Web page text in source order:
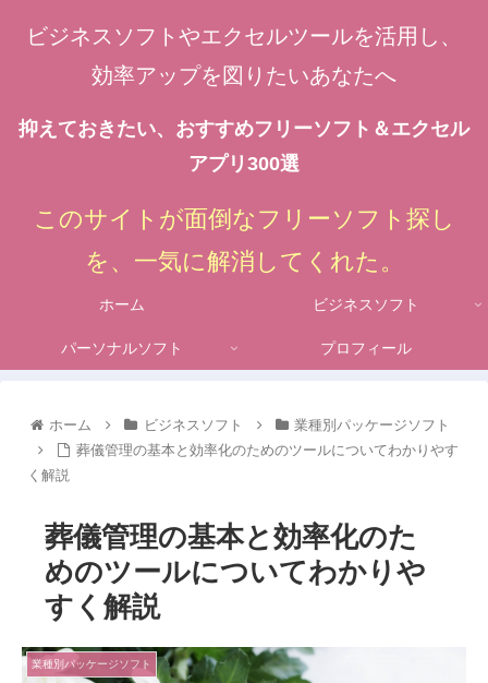
ビジネスソフトやエクセルツールを活用し、
効率アップを図りたいあなたへ
抑えておきたい、おすすめフリーソフト＆エクセル
アプリ300選
このサイトが面倒なフリーソフト探し
を、一気に解消してくれた。
ホーム ビジネスソフト
パーソナルソフト プロフィール
ホーム ビジネスソフト
業種別パッケージソフト
葬儀管理の基本と効率化のためのツールについてわかりやす
く解説
葬儀管理の基本と効率化のた
めのツールについてわかりや
すく解説
業種別パッケージソフト